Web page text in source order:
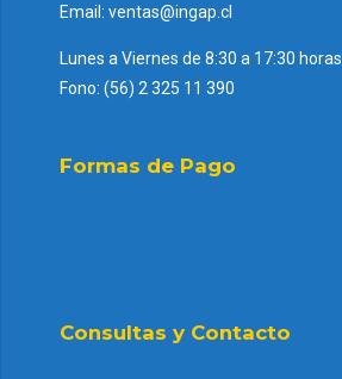
Email: ventas@ingap.cl
Lunes a Viernes de 8:30 a 17:30 horas
Fono: (56) 2 325 11 390
Formas de Pago
Consultas y Contacto